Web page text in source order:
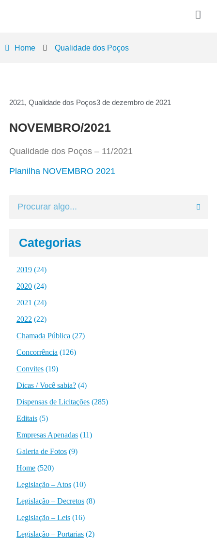
Home Qualidade dos Poços
2021, Qualidade dos Poços3 de dezembro de 2021
NOVEMBRO/2021
Qualidade dos Poços – 11/2021
Planilha NOVEMBRO 2021
Categorias
2019(24)
2020(24)
2021 (24)
2022 (22)
Chamada Pública (27)
Concorrência (126)
Convites(19)
Dicas / Você sabia?(4)
Dispensas de Licitações(285)
Editais(5)
Empresas Apenadas(11)
Galeria de Fotos(9)
Home(520)
Legislação – Atos(10)
Legislação – Decretos(8)
Legislação – Leis(16)
Legislação – Portarias(2)